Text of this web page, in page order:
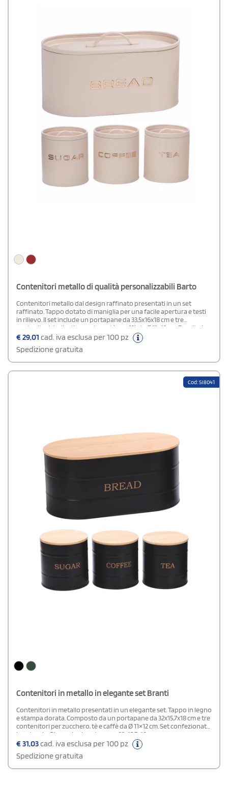
Contenitori metallo di qualità personalizzabili Barto
Contenitori metallo dal design raffinato presentati in un set
raffinato. Tappo dotato di maniglia per una facile apertura e testi
in rilievo. Il set include un portapane da 33,5x16x18 cm e tre
contenitori dedicati a zucchero, tè e caffè da Ø 11×12 cm. Fornito in
astuccio. Dimensioni portapane: 33,5×16×18 cm.
€29,01 cad. iva esclusa per 100 pz
Spedizione gratuita
Cod: SI8041
Contenitori in metallo in elegante set Branti
Contenitori in metallo presentati in un elegante set. Tappo in legno
e stampa dorata. Composto da un portapane da 32x15,7x18 cm e tre
contenitori per zucchero, tè e caffè da Ø 11×12 cm. Set confezionato
in astuccio. Dimensioni portapane: 32x15,7x18 cm.
€31,03cad. iva esclusa per 100 pz
Spedizione gratuita